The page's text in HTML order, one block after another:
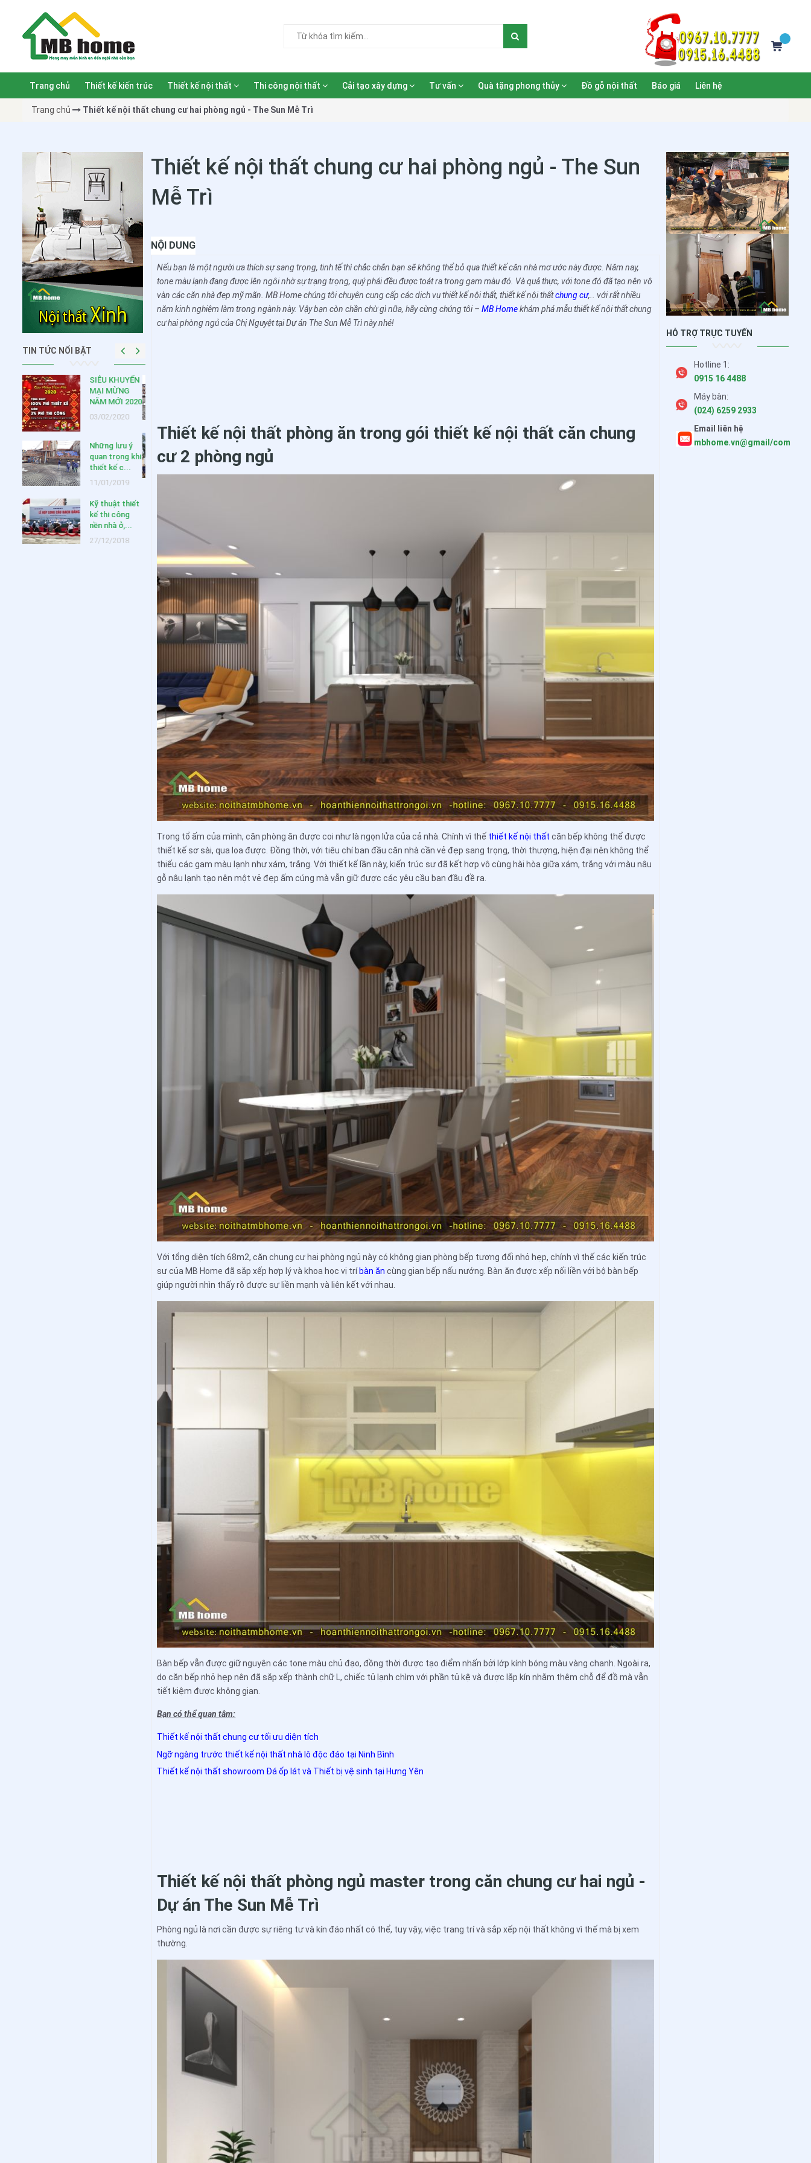
Trang chủ Thiết kế kiến trúc Thiết kế nội thất Thi công nội thất Cải tạo xây dựng Tư vấn Quà tặng phong thủy Đồ gỗ nội thất Báo giá Liên hệ
Trang chủ Thiết kế nội thất chung cư hai phòng ngủ - The Sun Mễ Trì
Thiết kế nội thất chung cư hai phòng ngủ - The Sun
Mễ Trì
NỘI DUNG
Nếu bạn là một người ưa thích sự sang trọng, tinh tế thì chắc chắn bạn sẽ không thể bỏ qua thiết kế căn nhà mơ ước này được. Năm nay,
tone màu lạnh đang được lên ngôi nhờ sự trạng trọng, quý phái đều được toát ra trong gam màu đó. Và quả thực, với tone đó đã tạo nên vô
vàn các căn nhà đẹp mỹ mãn. MB Home chúng tôi chuyên cung cấp các dịch vụ thiết kế nội thất, thiết kế nội thấtchung cư,.. với rất nhiều
năm kinh nghiệm làm trong ngành này. Vậy bạn còn chần chừ gì nữa, hãy cùng chúng tôi –MB Homekhám phá mẫu thiết kế nội thất chung
cư hai phòng ngủ của Chị Nguyệt tại Dự án The Sun Mễ Trì này nhé!
Thiết kế nội thất phòng ăn trong gói thiết kế nội thất căn chung
cư 2 phòng ngủ
Trong tổ ấm của mình, căn phòng ăn được coi như là ngọn lửa của cả nhà. Chính vì thế thiết kế nội thất căn bếp không thể được
thiết kế sơ sài, qua loa được. Đồng thời, với tiêu chí ban đầu căn nhà cần vẻ đẹp sang trọng, thời thượng, hiện đại nên không thể
thiếu các gam màu lạnh như xám, trắng. Với thiết kế lần này, kiến trúc sư đã kết hơp vô cùng hài hòa giữa xám, trắng với màu nâu
gỗ nâu lạnh tạo nên một vẻ đẹp ấm cúng mà vẫn giữ được các yêu cầu ban đầu đề ra.
Với tổng diện tích 68m2, căn chung cư hai phòng ngủ này có không gian phòng bếp tương đối nhỏ hẹp, chính vì thế các kiến trúc
sư của MB Home đã sắp xếp hợp lý và khoa học vị trí bàn ăn cùng gian bếp nấu nướng. Bàn ăn được xếp nối liền với bộ bàn bếp
giúp người nhìn thấy rõ được sự liền mạnh và liên kết với nhau.
Bàn bếp vẫn được giữ nguyên các tone màu chủ đạo, đồng thời được tạo điểm nhấn bởi lớp kính bóng màu vàng chanh. Ngoài ra,
do căn bếp nhỏ hẹp nên đã sắp xếp thành chữ L, chiếc tủ lạnh chìm với phần tủ kệ và được lắp kín nhằm thêm chỗ để đồ mà vẫn
tiết kiệm được không gian.
Bạn có thể quan tâm:
Thiết kế nội thất chung cư tối ưu diện tích
Ngỡ ngàng trước thiết kế nội thất nhà lô độc đáo tại Ninh Bình
Thiết kế nội thất showroom Đá ốp lát và Thiết bị vệ sinh tại Hưng Yên
Thiết kế nội thất phòng ngủ master trong căn chung cư hai ngủ -
Dự án The Sun Mễ Trì
Phòng ngủ là nơi cần được sự riêng tư và kín đáo nhất có thể, tuy vậy, việc trang trí và sắp xếp nội thất không vì thế mà bị xem
thường.
TIN TỨC NỔI BẬT
Một số bản vẽ
hồ sơ thiết kế
kỹ thuật...
27/12/2018
dụng giải pháp
tiên tiến...
HỖ TRỢ TRỰC TUYẾN
Hotline 1:
0915 16 4488
Máy bàn:
(024) 6259 2933
Email liên hệ
mbhome.vn@gmail/com